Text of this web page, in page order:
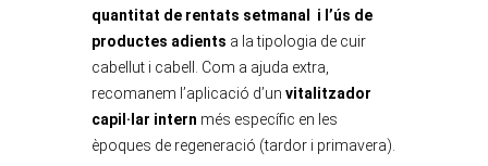
quantitat de rentats setmanal i l’ús de
productes adients a la tipologia de cuir
cabellut i cabell. Com a ajuda extra,
recomanem l’aplicació d’un vitalitzador
capil·lar intern més específic en les
èpoques de regeneració (tardor i primavera).